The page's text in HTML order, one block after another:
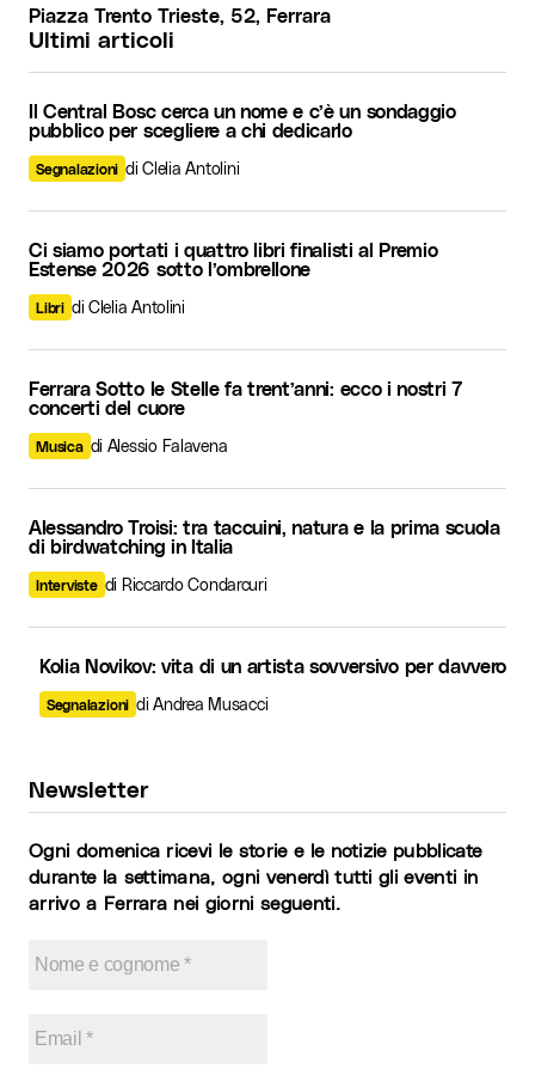
Piazza Trento Trieste, 52, Ferrara
Ultimi articoli
Il Central Bosc cerca un nome e c’è un sondaggio
pubblico per scegliere a chi dedicarlo
Segnalazioni di Clelia Antolini
Ci siamo portati i quattro libri finalisti al Premio
Estense 2026 sotto l’ombrellone
Libri di Clelia Antolini
Ferrara Sotto le Stelle fa trent’anni: ecco i nostri 7
concerti del cuore
Musica di Alessio Falavena
Alessandro Troisi: tra taccuini, natura e la prima scuola
di birdwatching in Italia
Interviste di Riccardo Condarcuri
Kolia Novikov: vita di un artista sovversivo per davvero
Segnalazioni di Andrea Musacci
Newsletter
Ogni domenica ricevi le storie e le notizie pubblicate
durante la settimana, ogni venerdì tutti gli eventi in
arrivo a Ferrara nei giorni seguenti.